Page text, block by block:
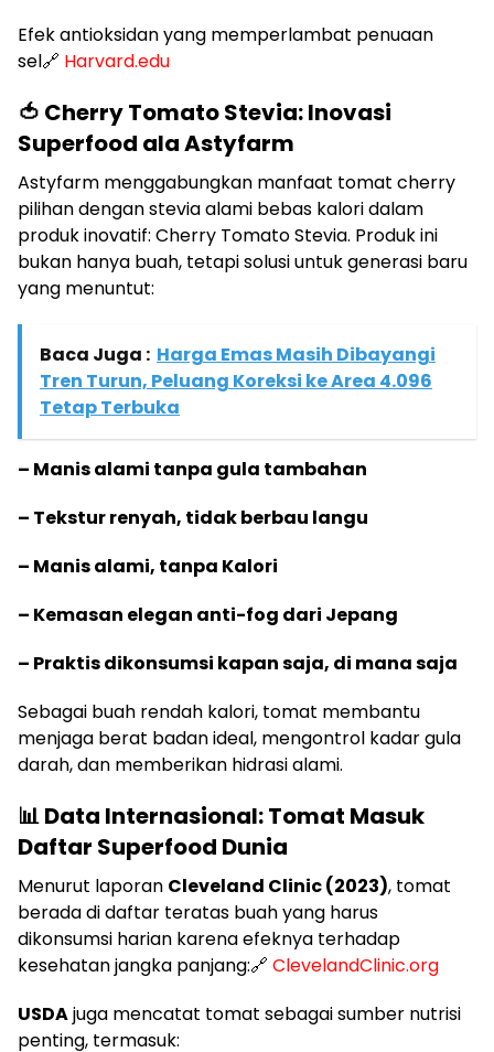
Efek antioksidan yang memperlambat penuaan
sel🔗 Harvard.edu
🍅 Cherry Tomato Stevia: Inovasi
Superfood ala Astyfarm
Astyfarm menggabungkan manfaat tomat cherry
pilihan dengan stevia alami bebas kalori dalam
produk inovatif: Cherry Tomato Stevia. Produk ini
bukan hanya buah, tetapi solusi untuk generasi baru
yang menuntut:
Baca Juga : Harga Emas Masih Dibayangi
Tren Turun, Peluang Koreksi ke Area 4.096
Tetap Terbuka
– Manis alami tanpa gula tambahan
– Tekstur renyah, tidak berbau langu
– Manis alami, tanpa Kalori
– Kemasan elegan anti-fog dari Jepang
– Praktis dikonsumsi kapan saja, di mana saja
Sebagai buah rendah kalori, tomat membantu
menjaga berat badan ideal, mengontrol kadar gula
darah, dan memberikan hidrasi alami.
📊 Data Internasional: Tomat Masuk
Daftar Superfood Dunia
Menurut laporan Cleveland Clinic (2023), tomat
berada di daftar teratas buah yang harus
dikonsumsi harian karena efeknya terhadap
kesehatan jangka panjang:🔗 ClevelandClinic.org
USDAjuga mencatat tomat sebagai sumber nutrisi
penting, termasuk: